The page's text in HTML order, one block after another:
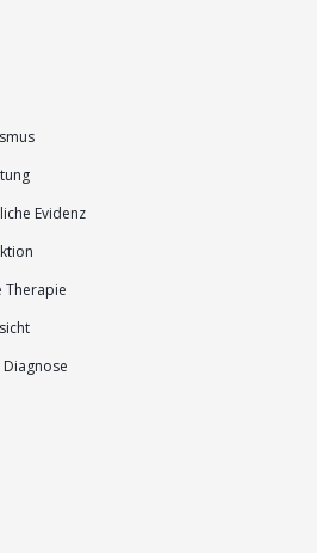
Evidenz
Therapie
Diagnose